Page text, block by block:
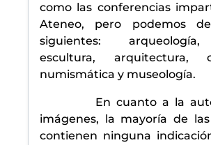
como las conferencias
Ateneo, pero podemos
siguientes:
escultura, arquitectura,
numismática y museología.
En cuanto a la
imágenes, la mayoría de
contienen ninguna